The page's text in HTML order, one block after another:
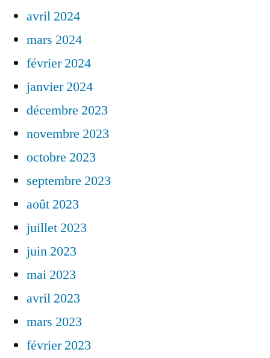
avril 2024
mars 2024
février 2024
janvier 2024
décembre 2023
novembre 2023
octobre 2023
septembre 2023
août 2023
juillet 2023
juin 2023
mai 2023
avril 2023
mars 2023
février 2023